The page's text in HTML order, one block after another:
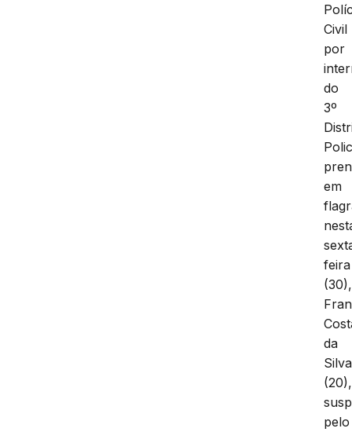
Civil
por
do
3º
em
feira
(30),
da
Silva
(20),
pelo